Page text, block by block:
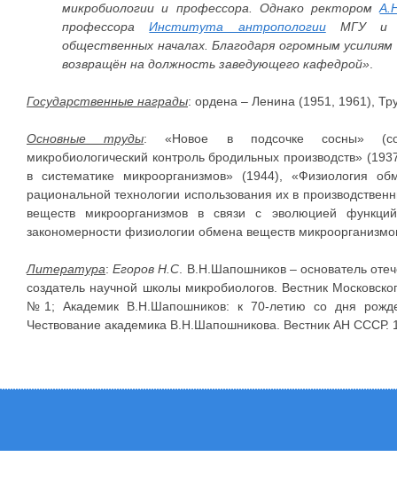
микробиологии и профессора. Однако ректором
профессораИнститута антропологииМГУ и
общественных началах. Благодаря огромным
возвращён на должность заведующего кафедрой»
Государственные награды: ордена – Ленина (1951, 1961),
Основные труды: «Новое в подсочке сосны»
микробиологический контроль бродильных производств»
в систематике микроорганизмов» (1944), «Физиология
рациональной технологии использования их в
веществ микроорганизмов в связи с эволюцией
закономерности физиологии обмена веществ
Литература:Егоров Н.С . В.Н.Шапошников – основатель
создатель научной школы микробиологов. Вестник
№1; Академик В.Н.Шапошников: к 70-летию со дня
Чествование академика В.Н.Шапошникова. Вестник АН